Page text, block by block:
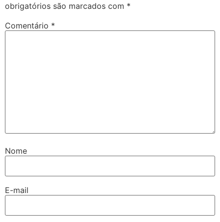
obrigatórios são marcados com *
Comentário *
Nome
E-mail